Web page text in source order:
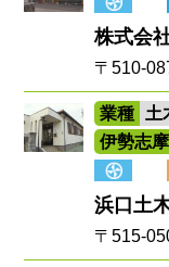
株式会
〒510-
業種
土
伊勢志
浜口土
〒515-